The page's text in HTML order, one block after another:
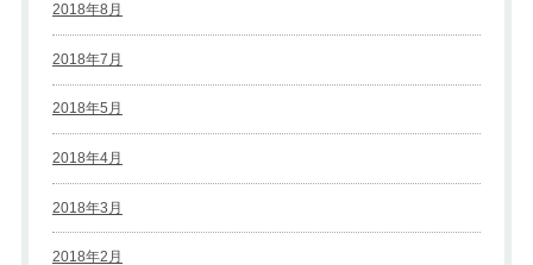
2018年8月
2018年7月
2018年5月
2018年4月
2018年3月
2018年2月